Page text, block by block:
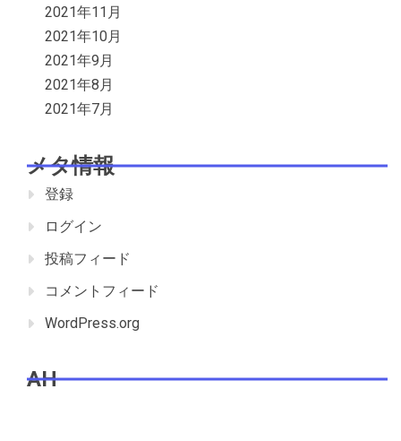
2021年11月
2021年10月
2021年9月
2021年8月
2021年7月
メタ情報
登録
ログイン
投稿フィード
コメントフィード
WordPress.org
AH